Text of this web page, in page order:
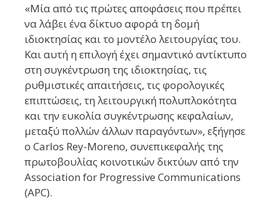
«Μία από τις πρώτες αποφάσεις που πρέπει
να λάβει ένα δίκτυο αφορά τη δομή
ιδιοκτησίας και το μοντέλο λειτουργίας του.
Και αυτή η επιλογή έχει σημαντικό αντίκτυπο
στη συγκέντρωση της ιδιοκτησίας, τις
ρυθμιστικές απαιτήσεις, τις φορολογικές
επιπτώσεις, τη λειτουργική πολυπλοκότητα
και την ευκολία συγκέντρωσης κεφαλαίων,
μεταξύ πολλών άλλων παραγόντων», εξήγησε
ο Carlos Rey-Moreno, συνεπικεφαλής της
πρωτοβουλίας κοινοτικών δικτύων από την
Association for Progressive Communications
(APC).